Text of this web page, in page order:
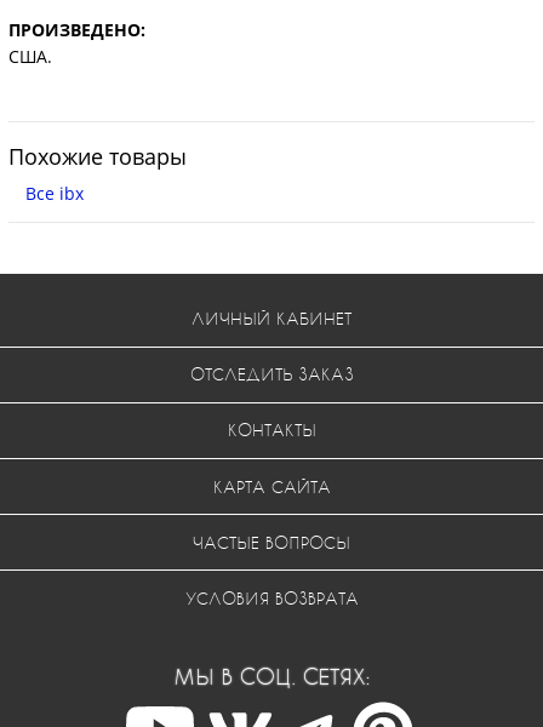
ПРОИЗВЕДЕНО:
США.
Похожие товары
Все ibx
ЛИЧНЫЙ КАБИНЕТ
ОТСЛЕДИТЬ ЗАКАЗ
КОНТАКТЫ
КАРТА САЙТА
ЧАСТЫЕ ВОПРОСЫ
УСЛОВИЯ ВОЗВРАТА
МЫ В СОЦ. СЕТЯХ: